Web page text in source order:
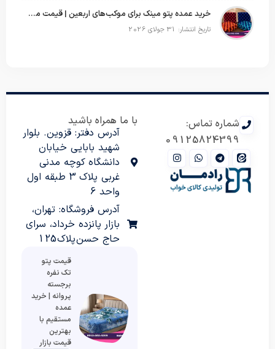
خرید عمده پتو مینک برای موکب‌های اربعین | قیمت مناسب و ارسال سریع
تاریخ انتشار: 31 جولای 2026
شماره تماس:
09125824399
با ما همراه باشید
آدرس دفتر: قزوین. بلوار
شهید بابایی خیابان
دانشگاه کوچه مدنی
غربی پلاک 3 طبقه اول
واحد 6
آدرس فروشگاه: تهران،
بازار پانزده خرداد، سرای
حاج حسن پلاک 125
قیمت پتو
تک نفره
برجسته
پروانه | خرید
عمده
مستقیم با
بهترین
قیمت بازار